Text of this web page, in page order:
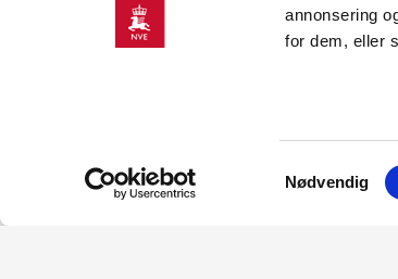
annonsering
for dem, eller
Samtykkevalg
Nødvendig